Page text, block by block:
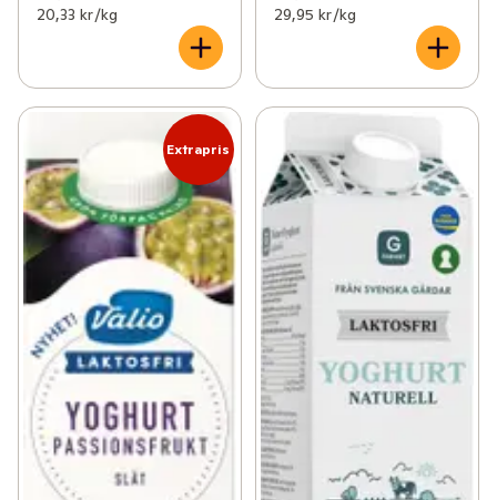
20,33 kr /kg 29,95 kr /kg
Extrapris